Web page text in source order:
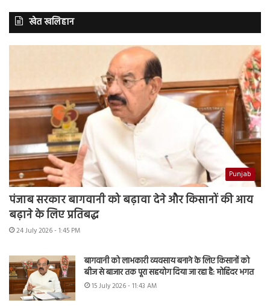
खेत खलिहान
Punjab
पंजाब सरकार बागवानी को बढ़ावा देने और किसानों की आय
बढ़ाने के लिए प्रतिबद्ध
24 July 2026 - 1:45 PM
बागवानी को लाभकारी व्यवसाय बनाने के लिए किसानों को
बीज से बाजार तक पूरा सहयोग दिया जा रहा है: मोहिंदर भगत
15 July 2026 - 11:43 AM